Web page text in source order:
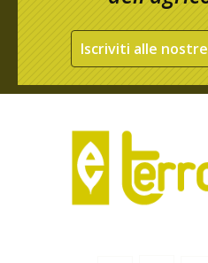
Iscriviti alle